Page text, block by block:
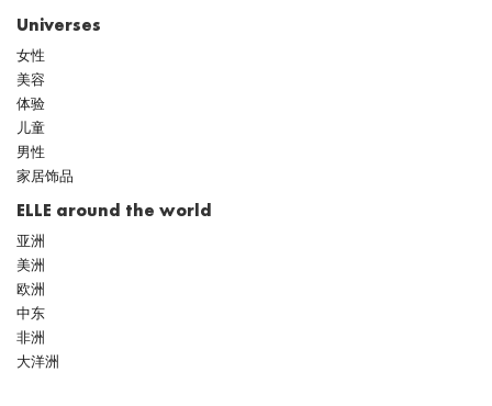
Universes
女性
美容
体验
儿童
男性
家居饰品
ELLE around the world
亚洲
美洲
欧洲
中东
非洲
大洋洲